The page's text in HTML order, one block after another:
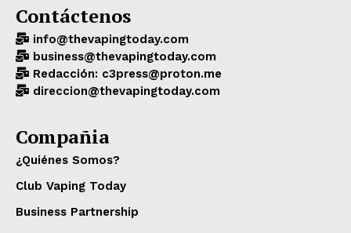
Contáctenos
info@thevapingtoday.com
business@thevapingtoday.com
Redacción: c3press@proton.me
direccion@thevapingtoday.com
Compañia
¿Quiénes Somos?
Club Vaping Today
Business Partnership